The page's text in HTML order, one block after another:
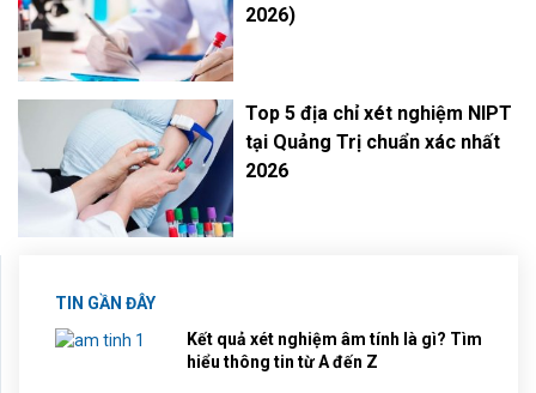
2026)
Top 5 địa chỉ xét nghiệm NIPT
tại Quảng Trị chuẩn xác nhất
2026
TIN GẦN ĐÂY
Kết quả xét nghiệm âm tính là gì? Tìm
hiểu thông tin từ A đến Z